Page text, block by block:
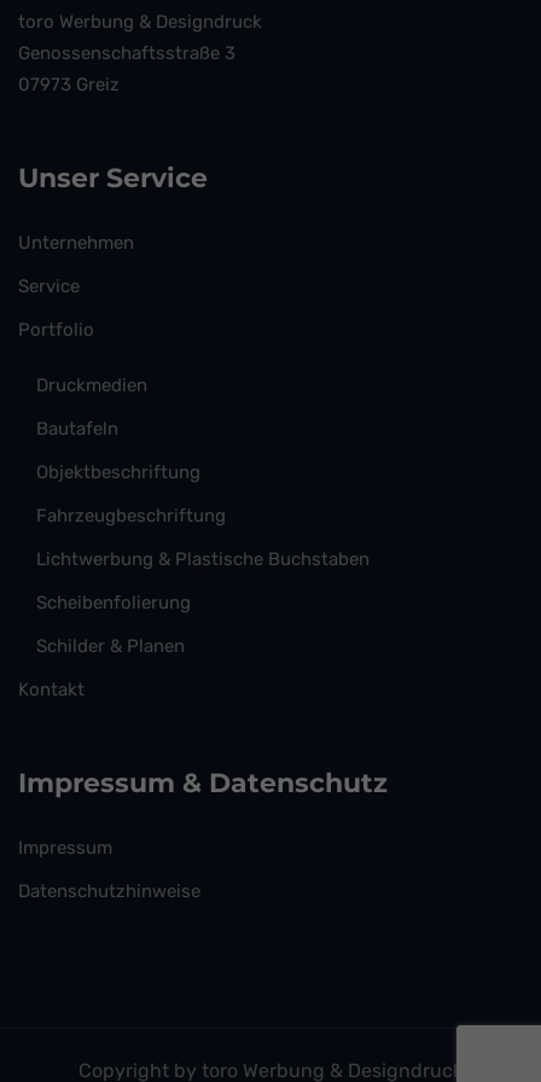
toro Werbung & Designdruck
Genossenschaftsstraße 3
07973 Greiz
Unser Service
Unternehmen
Service
Portfolio
Druckmedien
Bautafeln
Objektbeschriftung
Fahrzeugbeschriftung
Lichtwerbung & Plastische Buchstaben
Scheibenfolierung
Schilder & Planen
Kontakt
Impressum & Datenschutz
Impressum
Datenschutzhinweise
Copyright by toro Werbung & Designdruck